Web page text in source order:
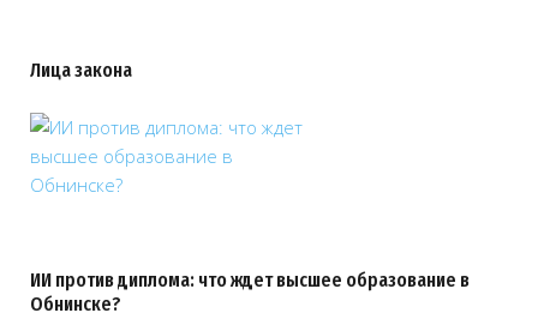
Лица закона
ИИ против диплома: что ждет высшее образование в
Обнинске?